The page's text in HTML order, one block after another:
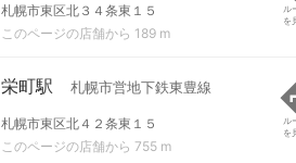
札幌市東区北３４条東１５
このページの店舗から 189 m
ル
を
栄町駅 札幌市営地下鉄東豊線
札幌市東区北４２条東１５
このページの店舗から 755 m
ル
を